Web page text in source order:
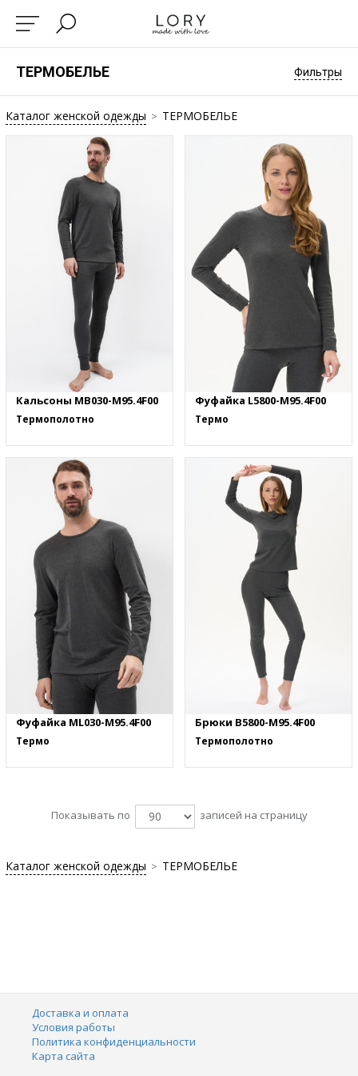
ТЕРМОБЕЛЬЕ Фильтры
Каталог женской одежды > ТЕРМОБЕЛЬЕ
Кальсоны MB030-M95.4F00
Термополотно
Фуфайка L5800-M95.4F00
Термо
Фуфайка ML030-M95.4F00
Термо
Брюки B5800-M95.4F00
Термополотно
Показывать по записей на страницу
Каталог женской одежды > ТЕРМОБЕЛЬЕ
Доставка и оплата
Условия работы
Политика конфиденциальности
Карта сайта